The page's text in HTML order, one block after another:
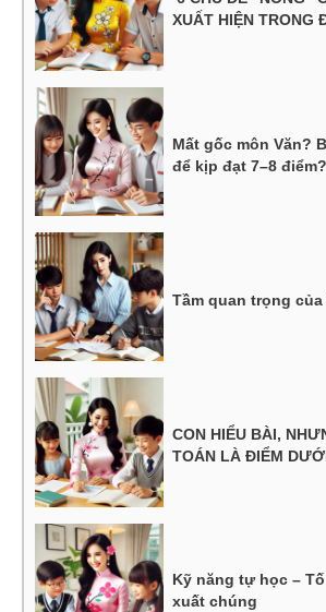
XUẤT HIỆN TRONG
Mất gốc môn Văn?
để kịp đạt 7–8 điểm?
Tầm quan trọng
CON HIỂU BÀI,
TOÁN LÀ ĐIỂM
Kỹ năng tự học –
xuất chúng